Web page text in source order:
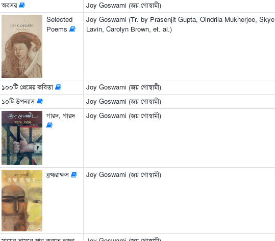
অবসর Joy Goswami (জয় গোস্বামী)
Selected
Poems
Joy Goswami (Tr. by Prasenjit Gupta, Oindrila Mukherjee, Skye
Lavin, Carolyn Brown, et. al.)
১০০টি প্রেমের কবিতা Joy Goswami (জয় গোস্বামী)
১০টি উপন্যাস
Joy Goswami (জয় গোস্বামী)
গারদ, গারদ
Joy Goswami (জয় গোস্বামী)
ব্রহ্মরাক্ষস Joy Goswami (জয় গোস্বামী)